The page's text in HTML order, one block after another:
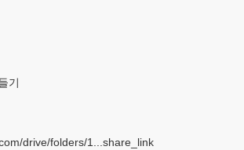
기
drive/folders/1...share_link